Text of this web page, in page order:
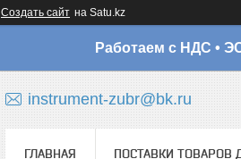
Создать сайт на Satu.kz
Работаем с НДС •
instrument-zubr@bk.ru
ГЛАВНАЯ ПОСТАВКИ ТОВАРОВ